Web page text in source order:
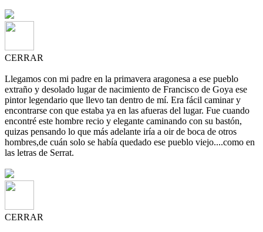
CERRAR
Llegamos con mi padre en la primavera aragonesa a ese pueblo
extraño y desolado lugar de nacimiento de Francisco de Goya ese
pintor legendario que llevo tan dentro de mí. Era fácil caminar y
encontrarse con que estaba ya en las afueras del lugar. Fue cuando
encontré este hombre recio y elegante caminando con su bastón,
quizas pensando lo que más adelante iría a oir de boca de otros
hombres,de cuán solo se había quedado ese pueblo viejo....como en
las letras de Serrat.
CERRAR